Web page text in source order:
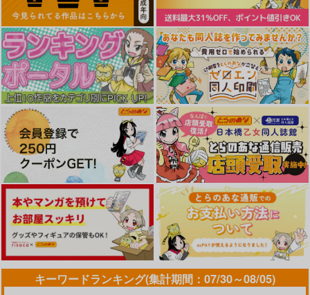
キーワードランキング(集計期間：07/30～08/05)